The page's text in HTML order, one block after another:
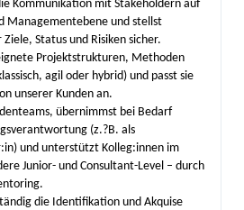
Kommunikation mit Stakeholdern auf
Managementebene und stellst
Status und Risiken sicher.
Projektstrukturen, Methoden
agil oder hybrid) und passt sie
unserer Kunden an.
übernimmst bei Bedarf
(z.?B. als
und unterstützt Kolleg:innen im
Junior- und Consultant-Level – durch
die Identifikation und Akquise